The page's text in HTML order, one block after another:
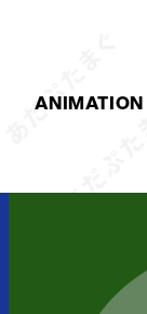
ANIMATION